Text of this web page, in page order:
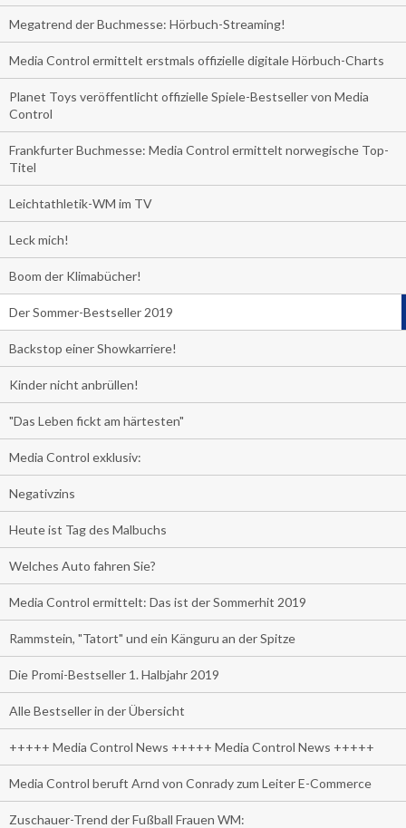
Megatrend der Buchmesse: Hörbuch-Streaming!
Media Control ermittelt erstmals offizielle digitale Hörbuch-Charts
Planet Toys veröffentlicht offizielle Spiele-Bestseller von Media
Control
Frankfurter Buchmesse: Media Control ermittelt norwegische Top-
Titel
Leichtathletik-WM im TV
Leck mich!
Boom der Klimabücher!
Der Sommer-Bestseller 2019
Backstop einer Showkarriere!
Kinder nicht anbrüllen!
"Das Leben fickt am härtesten"
Media Control exklusiv:
Negativzins
Heute ist Tag des Malbuchs
Welches Auto fahren Sie?
Media Control ermittelt: Das ist der Sommerhit 2019
Rammstein, "Tatort" und ein Känguru an der Spitze
Die Promi-Bestseller 1. Halbjahr 2019
Alle Bestseller in der Übersicht
+++++ Media Control News +++++ Media Control News +++++
Media Control beruft Arnd von Conrady zum Leiter E-Commerce
Zuschauer-Trend der Fußball Frauen WM: